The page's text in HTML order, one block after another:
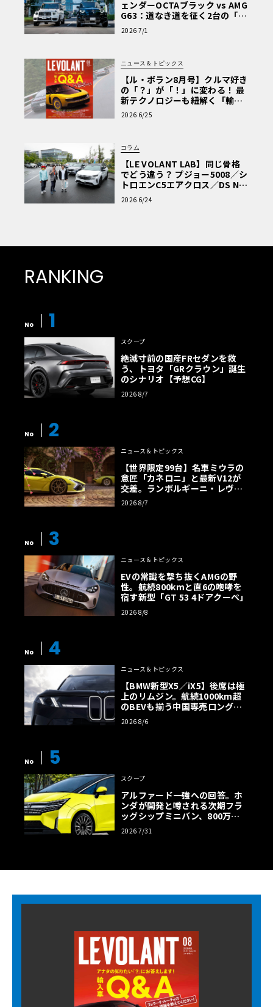
ェンダーOCTAブラック vs AMG
G63：道なき道を征く2台の「対
極的アプローチ」
2026 7/1
ニュース＆トピックス
【ル・ボラン8月号】クルマ好き
の「？」が「！」に変わる！ 最
新テクノロジーも紐解く「輸入
車Q&A」
2026 6/25
コラム
【LE VOLANT LAB】同じ骨格
でどう違う？ プジョー5008／シ
トロエンC5エアクロス／DS Nº4
読者一気乗りレポート
2026 6/24
RANKING
No 1
スクープ
絶滅寸前の国産FRセダンを救
う、トヨタ「GRクラウン」誕生
のシナリオ【予想CG】
2026 8/7
No 2
ニュース＆トピックス
【世界限定99台】名車ミウラの
意匠「カネロニ」と最新V12が
交差。ランボルギーニ・レヴエ
ルトに60周年記念車が登場
2026 8/7
No 3
ニュース＆トピックス
EVの常識を撃ち抜くAMGの野
性。航続800kmと直6の咆哮を
宿す新型「GT 53 4ドアクーペ」
2026 8/8
No 4
ニュース＆トピックス
【BMW新型X5／iX5】後席は極
上のリムジン。航続1000km超
のBEVも揃う中国専売ロング仕
様の全貌
2026 8/6
No 5
スクープ
アルファード一強への回答。ホ
ンダが開発と噂される次期フラ
ッグシップミニバン、800万円
超の勝算【予想CG】
2026 7/31